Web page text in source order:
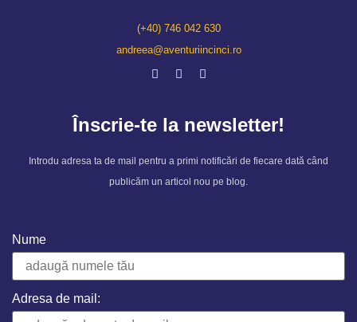
(+40) 746 042 630
andreea@aventuriincinci.ro
Înscrie-te la newsletter!
Introdu adresa ta de mail pentru a primi notificări de fiecare dată când
publicăm un articol nou pe blog.
Nume
Adresa de mail: